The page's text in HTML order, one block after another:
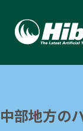
中部地方の